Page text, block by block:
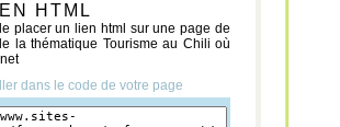
HTML
placer un lien html sur une page de
la thématique Tourisme au Chili où
dans le code de votre page